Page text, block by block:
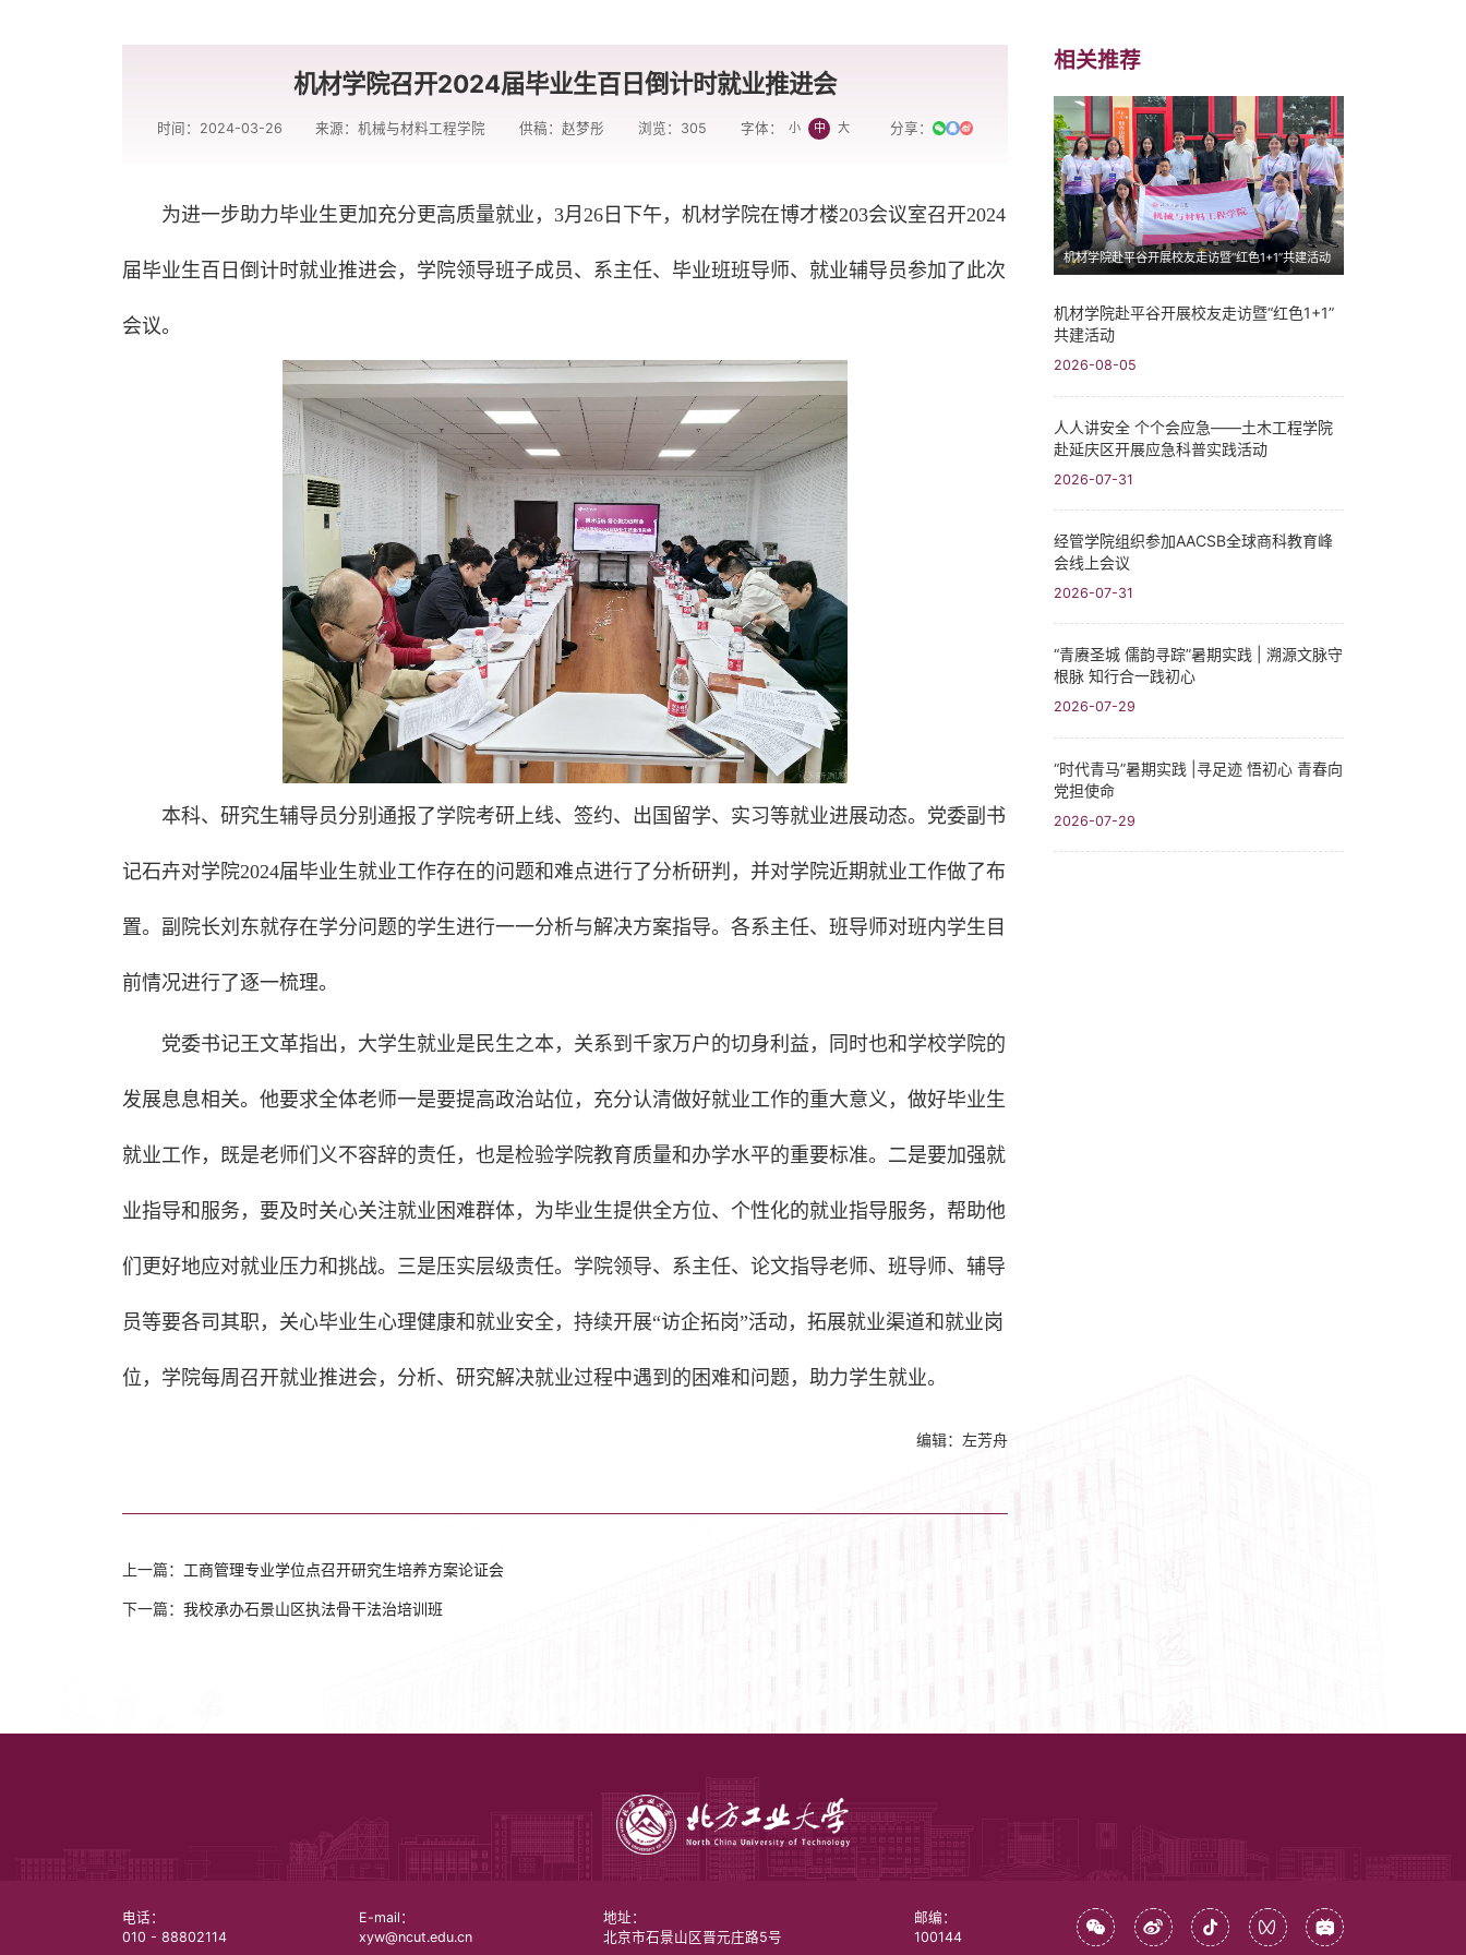
机材学院召开2024届毕业生百日倒计时就业推进会
时间：2024-03-26 来源：机械与材料工程学院 供稿：赵梦彤 浏览： 305 字体： 小 中 大 分享：
为进一步助力毕业生更加充分更高质量就业，3月26日下午，机材学院在博才楼203会议室召开2024
届毕业生百日倒计时就业推进会，学院领导班子成员、系主任、毕业班班导师、就业辅导员参加了此次
会议。
本科、研究生辅导员分别通报了学院考研上线、签约、出国留学、实习等就业进展动态。党委副书
记石卉对学院2024届毕业生就业工作存在的问题和难点进行了分析研判，并对学院近期就业工作做了布
置。副院长刘东就存在学分问题的学生进行一一分析与解决方案指导。各系主任、班导师对班内学生目
前情况进行了逐一梳理。
党委书记王文革指出，大学生就业是民生之本，关系到千家万户的切身利益，同时也和学校学院的
发展息息相关。他要求全体老师一是要提高政治站位，充分认清做好就业工作的重大意义，做好毕业生
就业工作，既是老师们义不容辞的责任，也是检验学院教育质量和办学水平的重要标准。二是要加强就
业指导和服务，要及时关心关注就业困难群体，为毕业生提供全方位、个性化的就业指导服务，帮助他
们更好地应对就业压力和挑战。三是压实层级责任。学院领导、系主任、论文指导老师、班导师、辅导
员等要各司其职，关心毕业生心理健康和就业安全，持续开展“访企拓岗”活动，拓展就业渠道和就业岗
位，学院每周召开就业推进会，分析、研究解决就业过程中遇到的困难和问题，助力学生就业。
编辑：左芳舟
上一篇： 工商管理专业学位点召开研究生培养方案论证会
下一篇： 我校承办石景山区执法骨干法治培训班
相关推荐
机材学院赴平谷开展校友走访暨“红色1+1”共建活动
机材学院赴平谷开展校友走访暨“红色1+1”
共建活动
2026-08-05
人人讲安全 个个会应急——土木工程学院
赴延庆区开展应急科普实践活动
2026-07-31
经管学院组织参加AACSB全球商科教育峰
会线上会议
2026-07-31
“青赓圣城 儒韵寻踪”暑期实践​ | 溯源文脉守
根脉 知行合一践初心
2026-07-29
“时代青马”暑期实践 |寻足迹 悟初心 青春向
党担使命
2026-07-29
电话：
010 - 88802114
E-mail：
xyw@ncut.edu.cn
地址：
北京市石景山区晋元庄路5号
邮编：
100144